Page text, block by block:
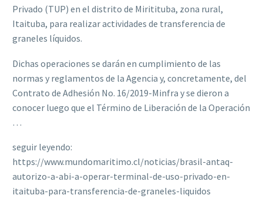
Privado (TUP) en el distrito de Miritituba, zona rural,
Itaituba, para realizar actividades de transferencia de
graneles líquidos.
Dichas operaciones se darán en cumplimiento de las
normas y reglamentos de la Agencia y, concretamente, del
Contrato de Adhesión No. 16/2019-Minfra y se dieron a
conocer luego que el Término de Liberación de la Operación
…
seguir leyendo:
https://www.mundomaritimo.cl/noticias/brasil-antaq-
autorizo-a-abi-a-operar-terminal-de-uso-privado-en-
itaituba-para-transferencia-de-graneles-liquidos